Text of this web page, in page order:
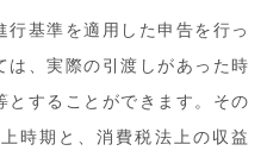
基準を適用した申告を行っ
は、実際の引渡しがあった時
とすることができます。その
時期と、消費税法上の収益